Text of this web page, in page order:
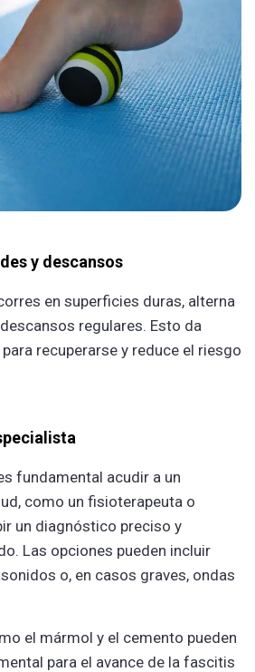
y descansos
en superficies duras, alterna
regulares. Esto da
recuperarse y reduce el riesgo
fundamental acudir a un
como un fisioterapeuta o
un diagnóstico preciso y
Las opciones pueden incluir
o, en casos graves, ondas
el mármol y el cemento pueden
para el avance de la fascitis